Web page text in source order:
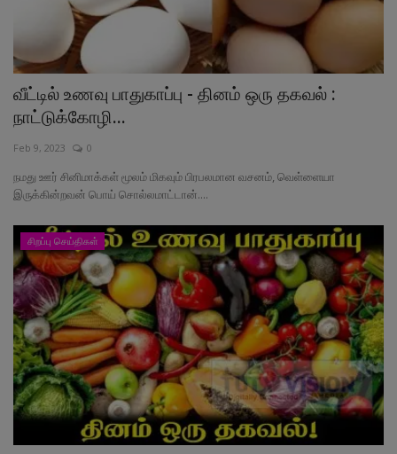
வீட்டில் உணவு பாதுகாப்பு - தினம் ஒரு தகவல் :
நாட்டுக்கோழி...
Feb 9, 2023 0
நமது ஊர் சினிமாக்கள் மூலம் மிகவும் பிரபலமான வசனம், வெள்ளையா
இருக்கின்றவன் பொய் சொல்லமாட்டான்....
சிறப்பு செய்திகள்